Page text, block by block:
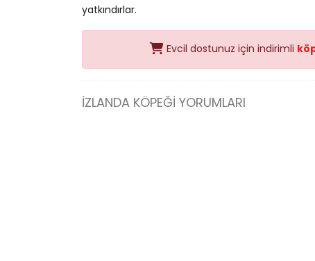
yatkındırlar.
Evcil dostunuz için indirimli
İZLANDA KÖPEĞI YORUMLARI